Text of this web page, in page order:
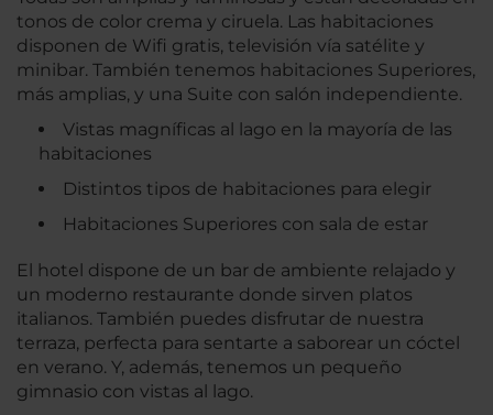
tonos de color crema y ciruela. Las habitaciones
disponen de Wifi gratis, televisión vía satélite y
minibar. También tenemos habitaciones Superiores,
más amplias, y una Suite con salón independiente.
Vistas magníficas al lago en la mayoría de las
habitaciones
Distintos tipos de habitaciones para elegir
Habitaciones Superiores con sala de estar
El hotel dispone de un bar de ambiente relajado y
un moderno restaurante donde sirven platos
italianos. También puedes disfrutar de nuestra
terraza, perfecta para sentarte a saborear un cóctel
en verano. Y, además, tenemos un pequeño
gimnasio con vistas al lago.